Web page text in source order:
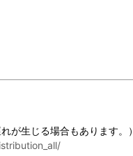
が生じる場合もあります。）